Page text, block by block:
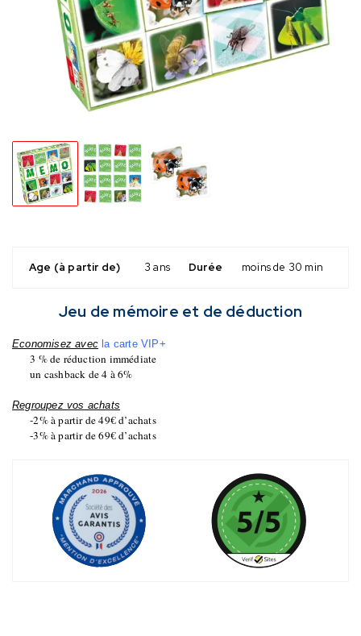
Age (à partir de) 3 ans Durée moins de 30 min
Jeu de mémoire et de déduction
Economisez avec la carte VIP+
3 % de réduction immédiate
un cashback de 4 à 6%
Regroupez vos achats
-2% à partir de 49€ d’achats
-3% à partir de 69€ d’achats